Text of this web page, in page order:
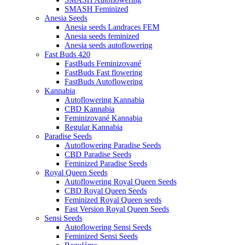
SMASH Feminized
Anesia Seeds
Anesia seeds Landraces FEM
Anesia seeds feminized
Anesia seeds autoflowering
Fast Buds 420
FastBuds Feminizované
FastBuds Fast flowering
FastBuds Autoflowering
Kannabia
Autoflowering Kannabia
CBD Kannabia
Feminizované Kannabia
Regular Kannabia
Paradise Seeds
Autoflowering Paradise Seeds
CBD Paradise Seeds
Feminized Paradise Seeds
Royal Queen Seeds
Autoflowering Royal Queen Seeds
CBD Royal Queen Seeds
Feminized Royal Queen seeds
Fast Version Royal Queen Seeds
Sensi Seeds
Autoflowering Sensi Seeds
Feminized Sensi Seeds